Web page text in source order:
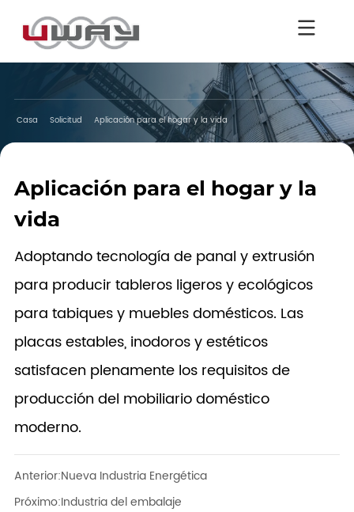
Casa Solicitud Aplicación para el hogar y la vida
Aplicación para el hogar y la
vida
Adoptando tecnología de panal y extrusión
para producir tableros ligeros y ecológicos
para tabiques y muebles domésticos. Las
placas estables, inodoros y estéticos
satisfacen plenamente los requisitos de
producción del mobiliario doméstico
moderno.
Anterior:Nueva Industria Energética
Próximo:Industria del embalaje